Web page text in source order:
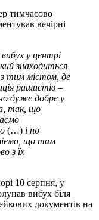
тимчасово
вечірні
у центрі
знаходиться
з тим містом, де
рашистів –
дуже добре у
так, що
(…) і по
що там
з їх
10 серпня, у
вибух біля
документів на